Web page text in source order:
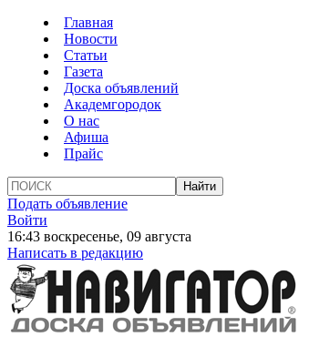
Главная
Новости
Статьи
Газета
Доска объявлений
Академгородок
О нас
Афиша
Прайс
Подать объявление
Войти
16:43 воскресенье, 09 августа
Написать в редакцию